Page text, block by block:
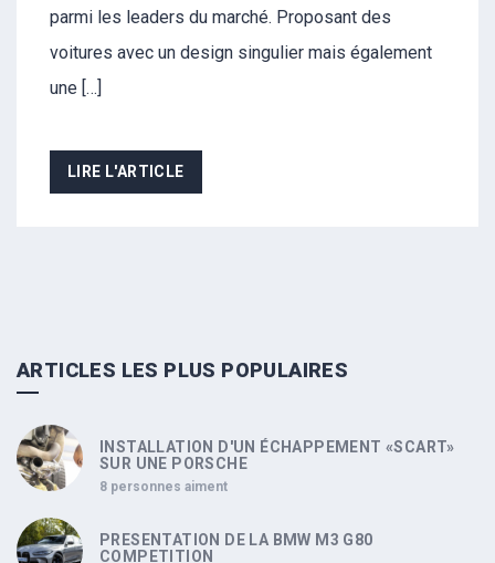
parmi les leaders du marché. Proposant des
voitures avec un design singulier mais également
une […]
LIRE L'ARTICLE
ARTICLES LES PLUS POPULAIRES
INSTALLATION D'UN ÉCHAPPEMENT «SCART»
SUR UNE PORSCHE
8 personnes aiment
PRESENTATION DE LA BMW M3 G80
COMPETITION